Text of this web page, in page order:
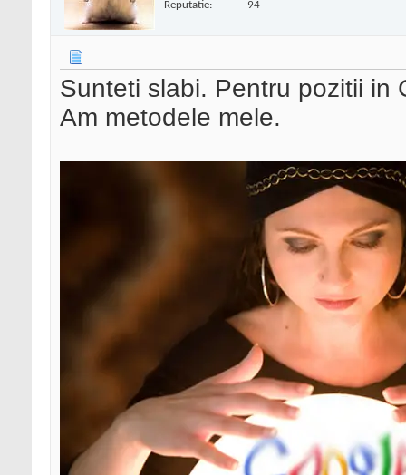
Reputatie: 94
Sunteti slabi. Pentru pozitii in
Am metodele mele.